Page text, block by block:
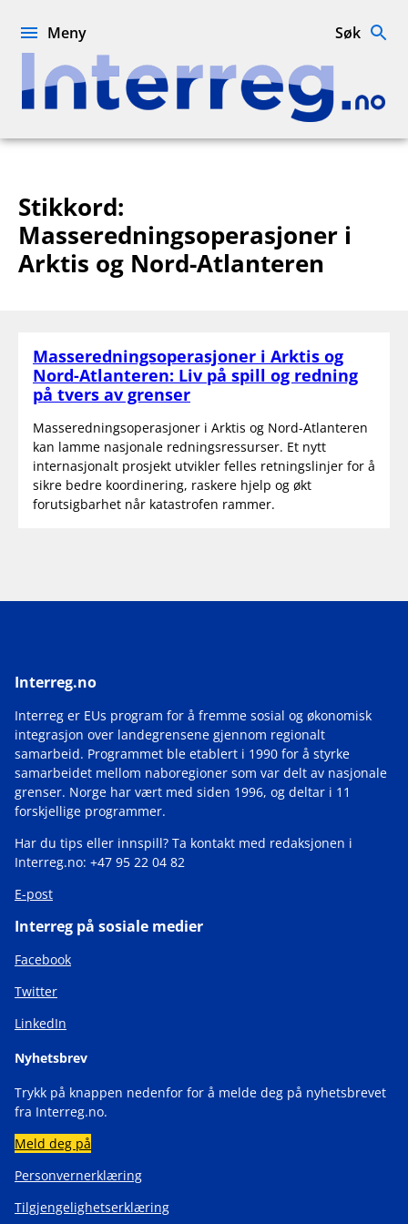
Interreg.no
Meny Søk
Stikkord:
Masseredningsoperasjoner i
Arktis og Nord-Atlanteren
Masseredningsoperasjoner i Arktis og
Nord-Atlanteren: Liv på spill og redning
på tvers av grenser
Masseredningsoperasjoner i Arktis og Nord-Atlanteren
kan lamme nasjonale redningsressurser. Et nytt
internasjonalt prosjekt utvikler felles retningslinjer for å
sikre bedre koordinering, raskere hjelp og økt
forutsigbarhet når katastrofen rammer.
Interreg.no
Interreg er EUs program for å fremme sosial og økonomisk
integrasjon over landegrensene gjennom regionalt
samarbeid. Programmet ble etablert i 1990 for å styrke
samarbeidet mellom naboregioner som var delt av nasjonale
grenser. Norge har vært med siden 1996, og deltar i 11
forskjellige programmer.
Har du tips eller innspill? Ta kontakt med redaksjonen i
Interreg.no: +47 95 22 04 82
E-post
Interreg på sosiale medier
Facebook
Twitter
LinkedIn
Nyhetsbrev
Trykk på knappen nedenfor for å melde deg på nyhetsbrevet
fra Interreg.no.
Meld deg på
Personvernerklæring
Tilgjengelighetserklæring